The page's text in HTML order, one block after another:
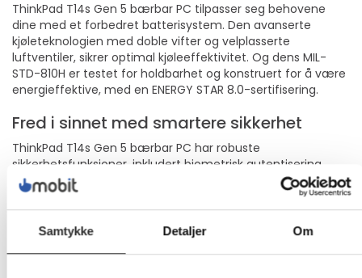
Samtykke Detaljer Om
ThinkPad T14s Gen 5 bærbar PC tilpasser seg behovene
dine med et forbedret batterisystem. Den avanserte
kjøleteknologien med doble vifter og velplasserte
luftventiler, sikrer optimal kjøleeffektivitet. Og dens MIL-
STD-810H er testet for holdbarhet og konstruert for å være
energieffektive, med en ENERGY STAR 8.0-sertifisering.
Fred i sinnet med smartere sikkerhet
ThinkPad T14s Gen 5 bærbar PC har robuste
sikkerhetsfunksjoner, inkludert biometrisk autentisering
fingeravtrykksleser og ansiktsgjenkjenning for rask, sikker
pålogging. ThinkShield, vår omfattende sikkerhetssuite,
sikrer datakryptering via en diskret Trusted Platform Module
(dTPM). Og for ekstra beskyttelse finnes det en